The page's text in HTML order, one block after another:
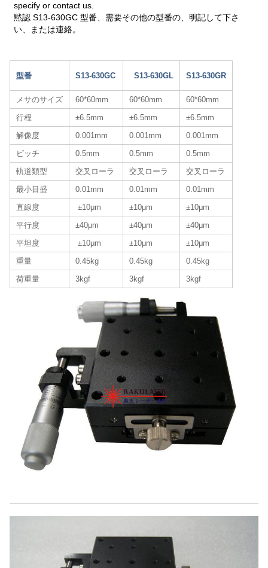
specify or contact us.
黙認 S13-630GC 型番、需要その他の型番の、明記して下さ
い、または連絡。
型番 S13-630GC S13-630GL S13-630GR
メサのサイズ 60*60mm 60*60mm
60*60mm
行程
±6.5mm ±6.5mm
±6.5mm
解像度
0.001mm 0.001mm
0.001mm
ピッチ
0.5mm 0.5mm
0.5mm
軌道類型
交叉ローラ 交叉ローラ
交叉ローラ
最小目盛
0.01mm 0.01mm
0.01mm
直線度
±10μm ±10μm
±10μm
平行度
±40μm ±40μm
±40μm
平坦度
±10μm ±10μm
±10μm
重量
0.45kg 0.45kg
0.45kg
荷重量
3kgf 3kgf 3kgf